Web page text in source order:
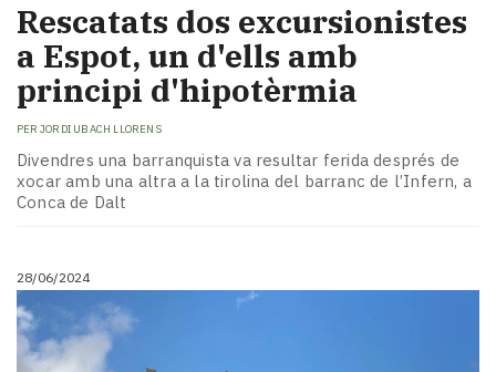
Rescatats dos excursionistes
a Espot, un d'ells amb
principi d'hipotèrmia
PER JORDI UBACH LLORENS
Divendres una barranquista va resultar ferida després de
xocar amb una altra a la tirolina del barranc de l’Infern, a
Conca de Dalt
28/06/2024